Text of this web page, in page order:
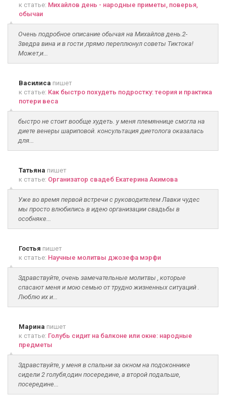
к статье: Михайлов день - народные приметы, поверья,
обычаи
Очень подробное описание обычая на Михайлов день.2-
3ведра вина и в гости ,прямо переплюнул советы Тиктока!
Может,и...
Василиса пишет
к статье: Как быстро похудеть подростку: теория и практика
потери веса
быстро не стоит вообще худеть. у меня племяннице смогла на
диете венеры шариповой. консультация диетолога оказалась
для...
Татьяна пишет
к статье: Организатор свадеб Екатерина Акимова
Уже во время первой встречи с руководителем Лавки чудес
мы просто влюбились в идею организации свадьбы в
особняке...
Гостья пишет
к статье: Научные молитвы джозефа мэрфи
Здравствуйте, очень замечательные молитвы , которые
спасают меня и мою семью от трудно жизненных ситуаций .
Люблю их и...
Марина пишет
к статье: Голубь сидит на балконе или окне: народные
предметы
Здравствуйте, у меня в спальни за окном на подоконнике
сидели 2 голубя,один посередине, а второй подальше,
посередине...